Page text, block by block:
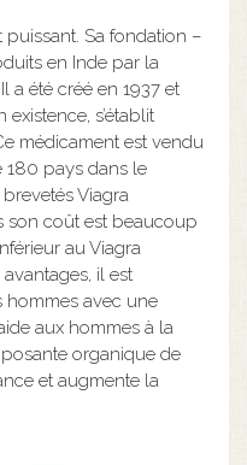
puissant. Sa fondation –
en Inde par la
a été créé en 1937 et
s’établit
médicament est vendu
180 pays dans le
Viagra
son coût est beaucoup
au Viagra
il est
hommes avec une
aux hommes à la
organique de
et augmente la